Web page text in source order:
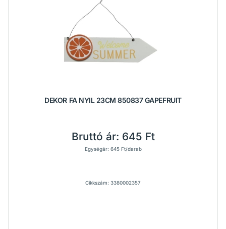
DEKOR FA NYIL 23CM 850837 GAPEFRUIT
Bruttó ár: 645 Ft
Egységár: 645 Ft/darab
Cikkszám: 3380002357